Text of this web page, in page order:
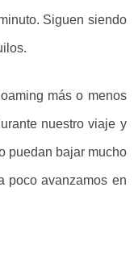
Siguen siendo
más o menos
nuestro viaje y
puedan bajar mucho
poco avanzamos en